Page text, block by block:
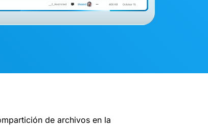
de archivos en la